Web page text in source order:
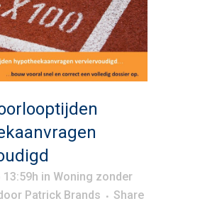
13:59h in Woning zonder
Patrick Brands Share